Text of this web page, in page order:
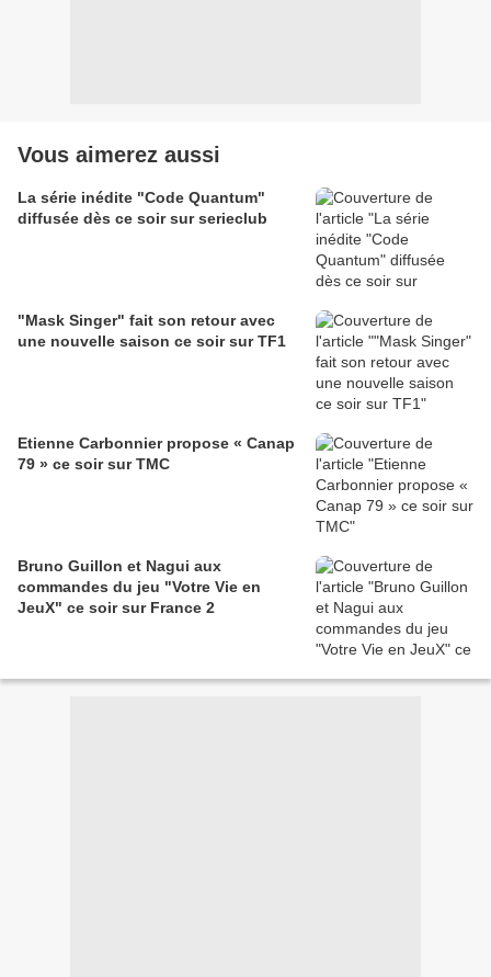
Vous aimerez aussi
La série inédite "Code Quantum"
diffusée dès ce soir sur serieclub
"Mask Singer" fait son retour avec
une nouvelle saison ce soir sur TF1
Etienne Carbonnier propose « Canap
79 » ce soir sur TMC
Bruno Guillon et Nagui aux
commandes du jeu "Votre Vie en
JeuX" ce soir sur France 2